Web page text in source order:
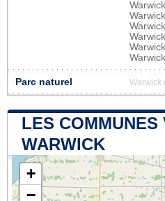
Parc naturel Warwick
LES COMMUNES
WARWICK
+
−